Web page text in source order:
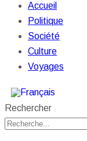
Accueil
Politique
Société
Culture
Voyages
Rechercher